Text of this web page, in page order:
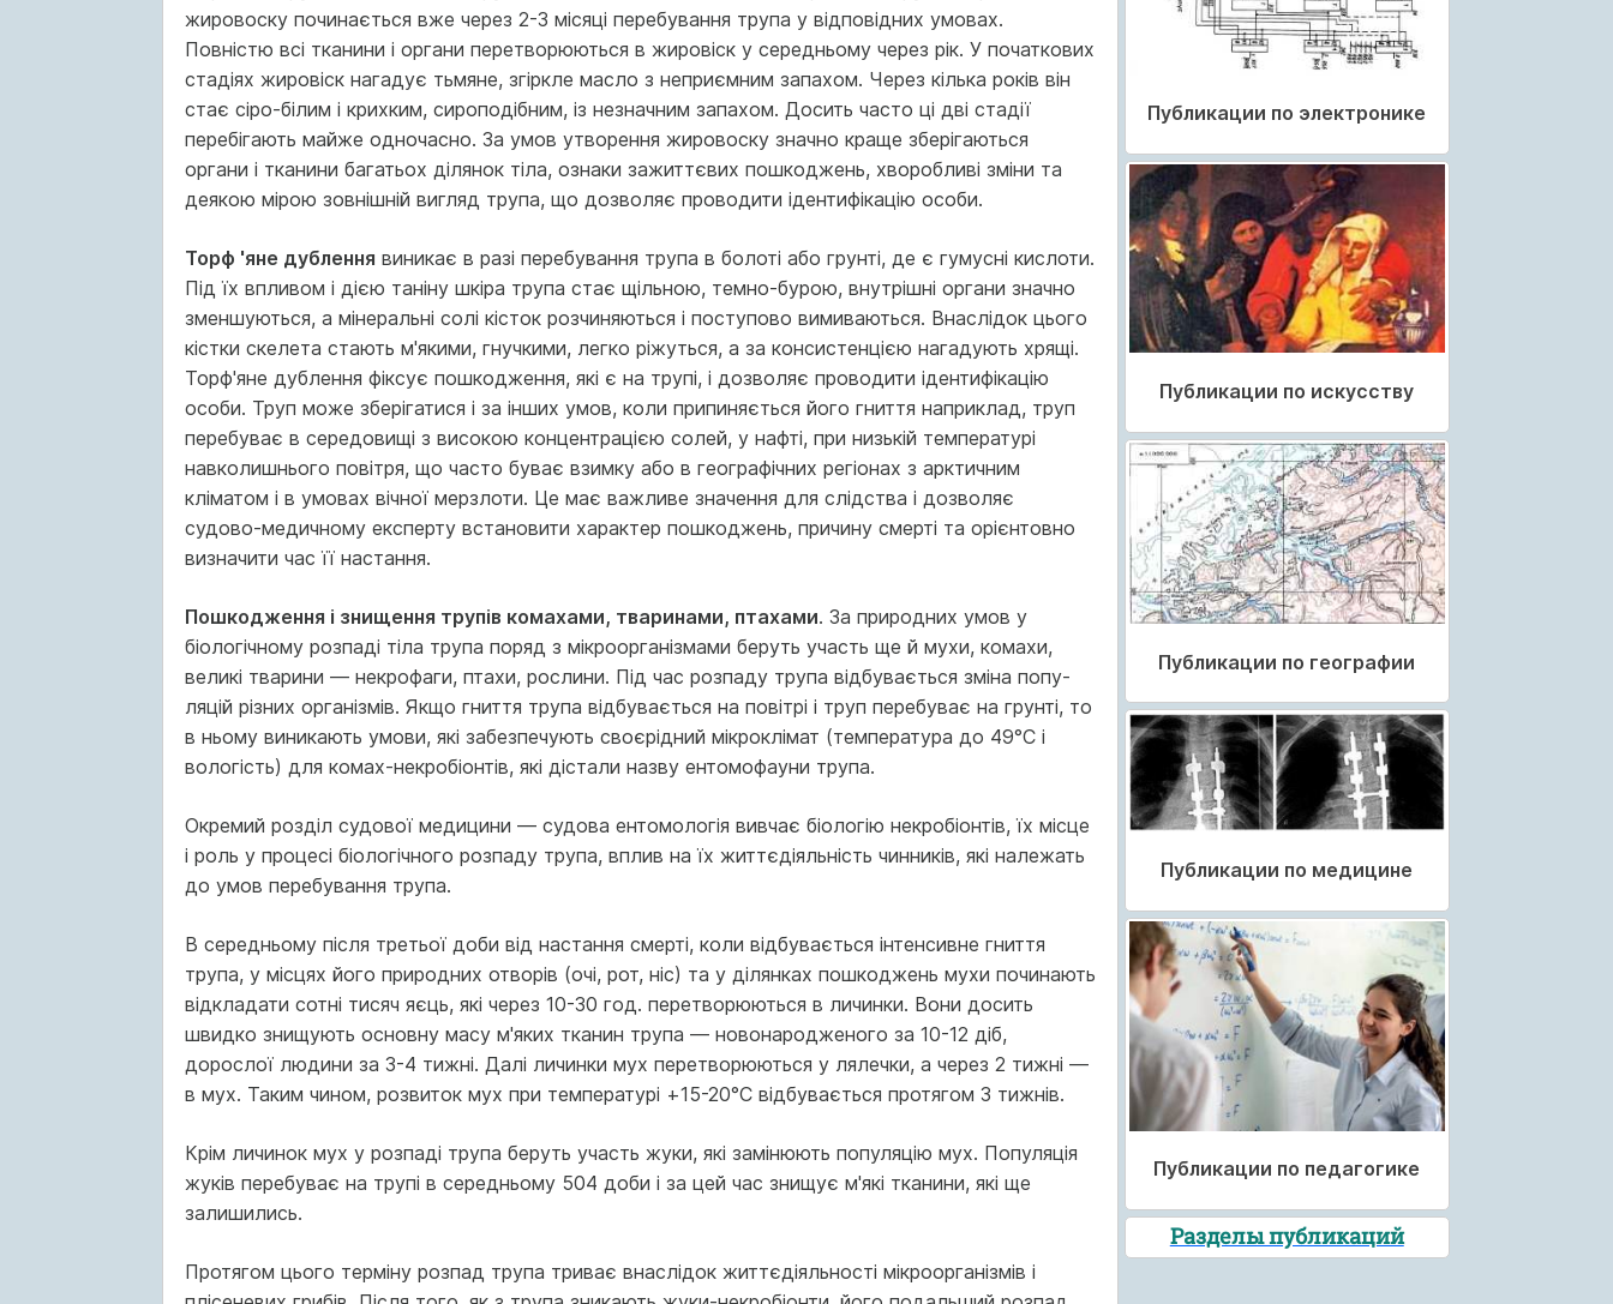
жировоску починається вже через 2-3 місяці перебування трупа у відповідних умовах.
Повністю всі тканини і органи перетворюються в жировіск у середньому через рік. У початкових
стадіях жировіск нагадує тьмяне, згіркле масло з неприємним запахом. Через кілька років він
стає сіро-білим і крихким, сироподібним, із незначним запахом. Досить часто ці дві стадії
перебігають майже одночасно. За умов утворення жировоску значно краще зберігають­ся
органи і тканини багатьох ділянок тіла, ознаки зажиттє­вих пошкоджень, хворобливі зміни та
деякою мірою зовнішній вигляд трупа, що дозволяє проводити ідентифі­кацію особи.
Торф 'яне дублення виникає в разі перебування трупа в болоті або грунті, де є гумусні кислоти.
Під їх впливом і дією таніну шкіра трупа стає щільною, темно-бурою, внутрішні органи значно
зменшуються, а мінеральні солі кісток розчиняються і поступово вимиваються. Внаслідок цього
кістки скелета стають м'якими, гнучкими, легко ріжуться, а за консистенцією нагадують хрящі.
Торф'яне дублення фіксує пошкодження, які є на трупі, і дозволяє проводити ідентифікацію
особи. Труп може зберігатися і за інших умов, коли припи­няється його гниття наприклад, труп
перебуває в середо­вищі з високою концентрацією солей, у нафті, при низькій температурі
навколишнього повітря, що часто буває взим­ку або в географічних регіонах з арктичним
кліматом і в умовах вічної мерзлоти. Це має важливе значення для слідства і дозволяє
судово-медичному експерту встанови­ти характер пошкоджень, причину смерті та орієнтовно
визначити час її настання.
Пошкодження і знищення трупів комахами, твари­нами, птахами. За природних умов у
біологічному роз­паді тіла трупа поряд з мікроорганізмами беруть участь ще й мухи, комахи,
великі тварини — некрофаги, птахи, рослини. Під час розпаду трупа відбувається зміна попу­
ляцій різних організмів. Якщо гниття трупа відбувається на повітрі і труп перебуває на грунті, то
в ньому виникають умови, які забезпечують своєрідний мікроклімат (темпера­тура до 49°С і
вологість) для комах-некробіонтів, які діста­ли назву ентомофауни трупа.
Окремий розділ судової медицини — судова ентомоло­гія вивчає біологію некробіонтів, їх місце
і роль у процесі біологічного розпаду трупа, вплив на їх життєдіяльність чинників, які належать
до умов перебування трупа.
В середньому після третьої доби від настання смерті, коли відбувається інтенсивне гниття
трупа, у місцях його природних отворів (очі, рот, ніс) та у ділянках пошкоджень мухи починають
відкладати сотні тисяч яєць, які через 10-30 год. перетворюються в личинки. Вони досить
швидко знищують основну масу м'яких тканин трупа — новона­родженого за 10-12 діб,
дорослої людини за 3-4 тижні. Далі личинки мух перетворюються у лялечки, а через 2 тижні —
в мух. Таким чином, розвиток мух при температурі +15-20°С відбувається протягом 3 тижнів.
Крім личинок мух у розпаді трупа беруть участь жуки, які замінюють популяцію мух. Популяція
жуків перебуває на трупі в середньому 504 доби і за цей час знищує м'які тканини, які ще
залишились.
Протягом цього терміну розпад трупа триває внаслідок життєдіяльності мікроорганізмів і
Публикации по электронике
Публикации по искусству
Публикации по географии
Публикации по медицине
Публикации по педагогике
Разделы публикаций